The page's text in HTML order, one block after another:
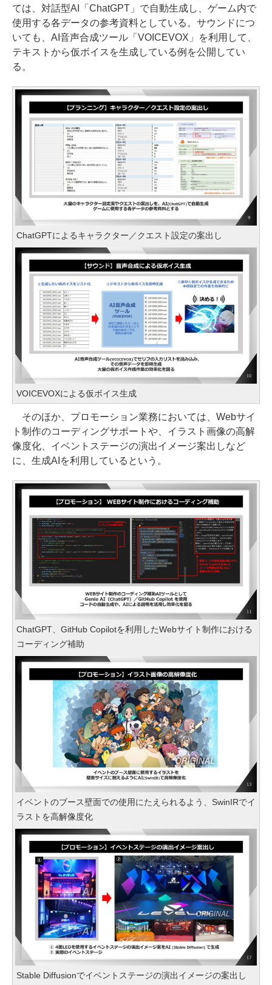
ては、対話型AI「ChatGPT」で自動生成し、ゲーム内で
使用する各データの参考資料としている。サウンドにつ
いても、AI音声合成ツール「VOICEVOX」を利用して、
テキストから仮ボイスを生成している例を公開してい
る。
ChatGPTによるキャラクター／クエスト設定の案出し
VOICEVOXによる仮ボイス生成
そのほか、プロモーション業務においては、Webサイ
ト制作のコーディングサポートや、イラスト画像の高解
像度化、イベントステージの演出イメージ案出しなど
に、生成AIを利用しているという。
ChatGPT、GitHub Copilotを利用したWebサイト制作における
コーディング補助
イベントのブース壁面での使用にたえられるよう、SwinIRでイ
ラストを高解像度化
Stable Diffusionでイベントステージの演出イメージの案出し